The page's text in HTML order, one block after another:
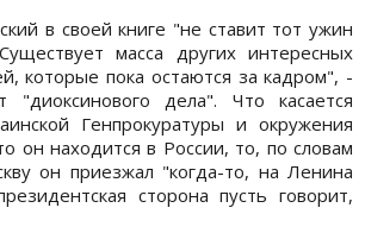
в своей книге "не ставит тот ужин
масса других интересных
которые пока остаются за кадром", -
"диоксинового дела". Что касается
Генпрокуратуры и окружения
он находится в России, то, по словам
он приезжал "когда-то, на Ленина
сторона пусть говорит,